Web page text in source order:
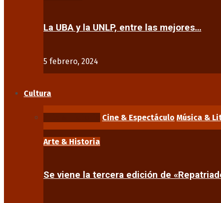
La UBA y la UNLP, entre las mejores…
5 febrero, 2024
Cultura
Cine & Espectáculo Música &
Arte & Historia
Se viene la tercera edición de